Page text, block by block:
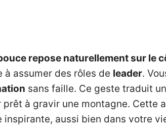
repose naturellement sur le
à assumer des rôles de leader.
sans faille. Ce geste traduit
prêt à gravir une montagne. Cette
inspirante, aussi bien dans votre